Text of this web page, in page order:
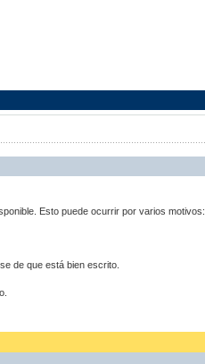
Esto puede ocurrir por varios motivos:
de que está bien escrito.